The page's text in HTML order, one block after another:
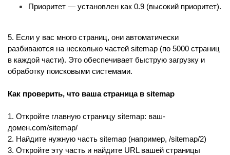
Приоритет — установлен как 0.9 (высокий приоритет).
5. Если у вас много страниц, они автоматически
разбиваются на несколько частей sitemap (по 5000 страниц
в каждой части). Это обеспечивает быструю загрузку и
обработку поисковыми системами.
Как проверить, что ваша страница в sitemap
1. Откройте главную страницу sitemap: ваш-
домен.com/sitemap/
2. Найдите нужную часть sitemap (например, /sitemap/2)
3. Откройте эту часть и найдите URL вашей страницы